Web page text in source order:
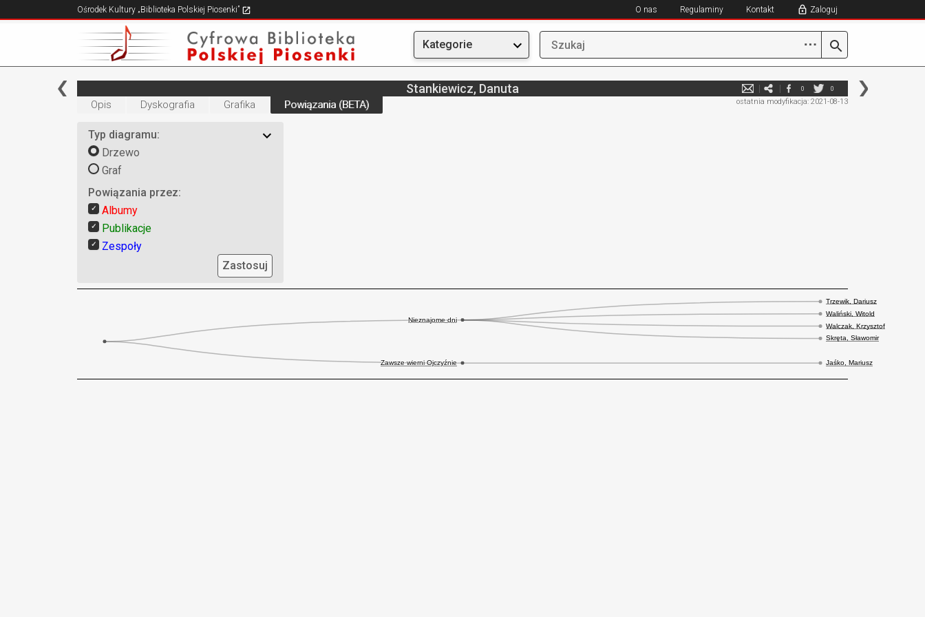
Ośrodek Kultury „Biblioteka Polskiej Piosenki” O nas Regulaminy Kontakt Zaloguj
Kategorie ⋯
Stankiewicz, Danuta 0 0
ostatnia modyfikacja: 2021-08-13
Opis Dyskografia Grafika Powiązania (BETA)
Typ diagramu:
Drzewo
Graf
Powiązania przez:
Albumy
Publikacje
Zespoły
Zastosuj
Nieznajome dni
Zawsze wierni Ojczyźnie
Trzewik, Dariusz
Waliński, Witold
Walczak, Krzysztof
Skręta, Sławomir
Jaśko, Mariusz